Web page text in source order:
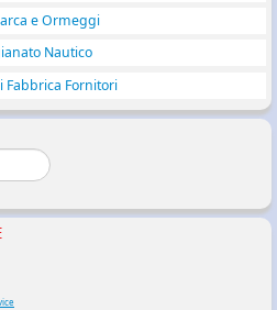
e Ormeggi
Nautico
Fabbrica Fornitori